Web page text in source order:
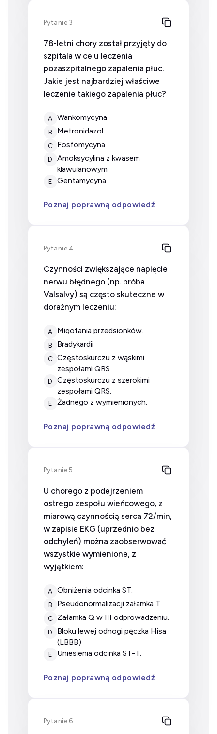
Pytanie 3
78-letni chory został przyjęty do
szpitala w celu leczenia
pozaszpitalnego zapalenia płuc.
Jakie jest najbardziej właściwe
leczenie takiego zapalenia płuc?
A wankomycyna
B metronidazol
C fosfomycyna
D
amoksycylina z kwasem
klawulanowym
E gentamycyna
Poznaj poprawną odpowiedź
Pytanie 4
Czynności zwiększające napięcie
nerwu błędnego (np. próba
Valsalvy) są często skuteczne w
doraźnym leczeniu:
A migotania przedsionków.
B bradykardii
C częstoskurczu z wąskimi
zespołami QRS
D
częstoskurczu z szerokimi
zespołami QRS.
E żadnego z wymienionych.
Poznaj poprawną odpowiedź
Pytanie 5
U chorego z podejrzeniem
ostrego zespołu wieńcowego, z
miarową czynnością serca 72/min,
w zapisie EKG (uprzednio bez
odchyleń) można zaobserwować
wszystkie wymienione, z
wyjątkiem:
A obniżenia odcinka ST.
B pseudonormalizacji załamka T.
C załamka Q w III odprowadzeniu.
D
bloku lewej odnogi pęczka Hisa
(LBBB)
E uniesienia odcinka ST-T.
Poznaj poprawną odpowiedź
Pytanie 6